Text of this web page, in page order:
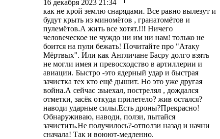
16 декабря 2023 21:34
как не крой землю снарядами. Все равно вылезут и
будут крыть из миномётов , гранатомётов и
пулемётов.А жить все хотят.!!! Ничего
человеческое не чуждо ни им ни нам! только не
боится на пули бежать! Почитайте про "Атаку
Мёртвых". Или как Англичане Басру долго взять
не могли имея и превосходство в артиллерии и
авиации. Быстро -это ядерный удар и быстрая
зачистка тех кто ещё дышит. Но это уже другая
война.А сейчас :выехал, пострелял , дождался
отметки, засёк откуда прилетело? жив остался?
наводи ударные силы.Есть дроны?Прекрасно!
Обнаруживаю, наводи, ползи, пытайся
зачистить.Не получилось?-отползи назад и начни
сначала! Так и воюют-медленно.